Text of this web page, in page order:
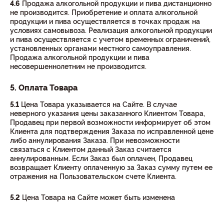
4.6 Продажа алкогольной продукции и пива дистанционно
не производится. Приобретение и оплата алкогольной
продукции и пива осуществляется в точках продаж на
условиях самовывоза. Реализация алкогольной продукции
и пива осуществляется с учетом временных ограничений,
установленных органами местного самоуправления.
Продажа алкогольной продукции и пива
несовершеннолетним не производится.
5. Оплата Товара
5.1 Цена Товара указывается на Сайте. В случае
неверного указания цены заказанного Клиентом Товара,
Продавец при первой возможности информирует об этом
Клиента для подтверждения Заказа по исправленной цене
либо аннулирования Заказа. При невозможности
связаться с Клиентом данный Заказ считается
аннулированным. Если Заказ был оплачен, Продавец
возвращает Клиенту оплаченную за Заказ сумму путем ее
отражения на Пользовательском счете Клиента.
5.2 Цена Товара на Сайте может быть изменена